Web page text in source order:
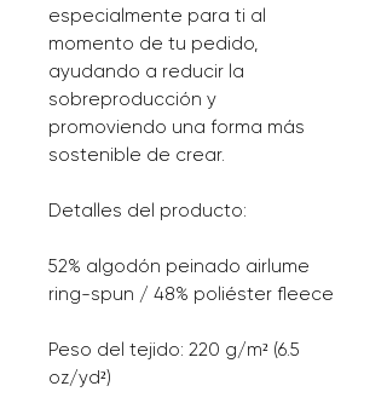
especialmente para ti al
momento de tu pedido,
ayudando a reducir la
sobreproducción y
promoviendo una forma más
sostenible de crear.
Detalles del producto:
52% algodón peinado airlume
ring-spun / 48% poliéster fleece
Peso del tejido: 220 g/m² (6.5
oz/yd²)